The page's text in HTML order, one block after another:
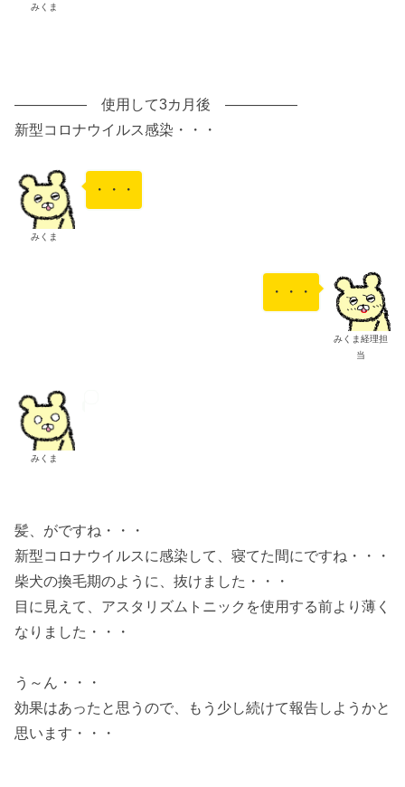
みくま
――――― 使用して3カ月後 ―――――
新型コロナウイルス感染・・・
みくま
・・・
みくま経理担
当
・・・
みくま
髪、がですね・・・
新型コロナウイルスに感染して、寝てた間にですね・・・
柴犬の換毛期のように、抜けました・・・
目に見えて、アスタリズムトニックを使用する前より薄く
なりました・・・
う～ん・・・
効果はあったと思うので、もう少し続けて報告しようかと
思います・・・